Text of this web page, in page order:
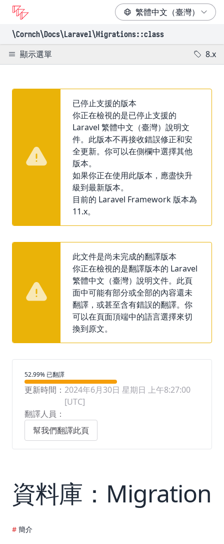
\Cornch\Docs\Laravel\Migrations::class
顯示選單 8.x
已停止支援的版本
你正在檢視的是已停止支援的
Laravel 繁體中文（臺灣）說明文
件。此版本不再接收錯誤修正和安
全更新。你可以在側欄中選擇其他
版本。
如果你正在使用此版本，應盡快升
級到最新版本。
目前的 Laravel Framework 版本為
11.x。
此文件是尚未完成的翻譯版本
你正在檢視的是翻譯版本的 Laravel
繁體中文（臺灣）說明文件。此頁
面中可能有部分或全部的內容還未
翻譯，或甚至含有錯誤的翻譯。你
可以在頁面頂端中的語言選擇來切
換到原文。
翻譯進度
52.99% 已翻譯
更新時間： 2024年6月30日 星期日 上午8:27:00
[UTC]
翻譯人員：
幫我們翻譯此頁
資料庫：Migration
簡介